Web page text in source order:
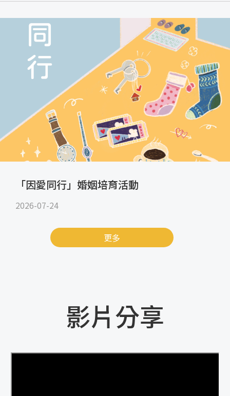
「因愛同行」婚姻培育活動
2026-07-24
更多
影片分享